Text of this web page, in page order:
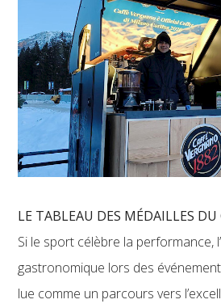
LE TABLEAU DES MÉDAILLES DU
Si le sport célèbre la performance,
gastronomique lors des
lue comme un parcours vers